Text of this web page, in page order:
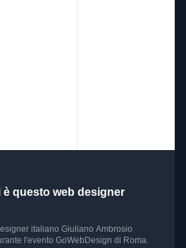
questo web designer
italiano Giuliano Ambrosio
l'evento GoWebDesign di Roma.